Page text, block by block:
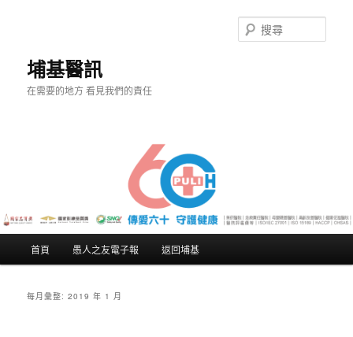
埔基醫訊
在需要的地方 看見我們的責任
尋
跳
跳
首頁 愚人之友電子報 返回埔基
每月彙整:2019 年 1 月